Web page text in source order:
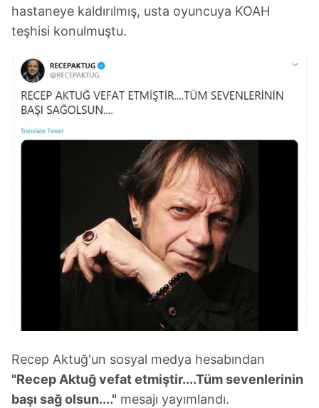
hastaneye kaldırılmış, usta oyuncuya KOAH
teşhisi konulmuştu.
Recep Aktuğ'un sosyal medya hesabından
"Recep Aktuğ vefat etmiştir....Tüm sevenlerinin
başı sağ olsun...." mesajı yayımlandı.